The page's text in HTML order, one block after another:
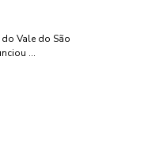
Vale do São
…